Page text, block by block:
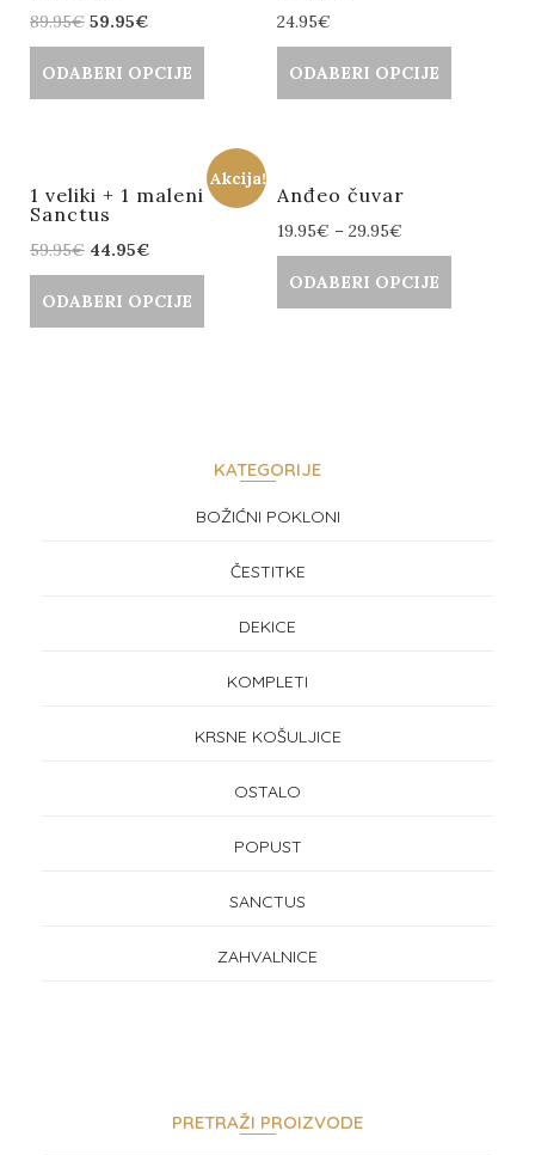
89.95€ 59.95€
ODABERI OPCIJE
24.95€
ODABERI OPCIJE
Akcija!
1 veliki + 1 maleni
Sanctus
59.95€ 44.95€
ODABERI OPCIJE
Anđeo čuvar
19.95€ – 29.95€
ODABERI OPCIJE
KATEGORIJE
BOŽIĆNI POKLONI
ČESTITKE
DEKICE
KOMPLETI
KRSNE KOŠULJICE
OSTALO
POPUST
SANCTUS
ZAHVALNICE
PRETRAŽI PROIZVODE